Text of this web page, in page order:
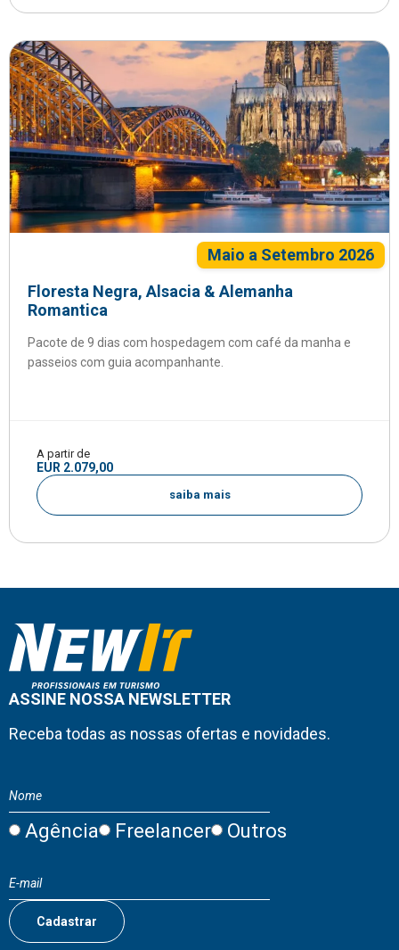
Maio a Setembro 2026
Floresta Negra, Alsacia & Alemanha
Romantica
Pacote de 9 dias com hospedagem com café da manha e
passeios com guia acompanhante.
A partir de
EUR 2.079,00
saiba mais
ASSINE NOSSA NEWSLETTER
Receba todas as nossas ofertas e novidades.
Agência Freelancer Outros